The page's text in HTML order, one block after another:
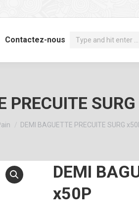
Contactez-nous
Recherche
PRECUITE
DEMI BAGUETTE PRECUITE SURG
DEMI
x50P